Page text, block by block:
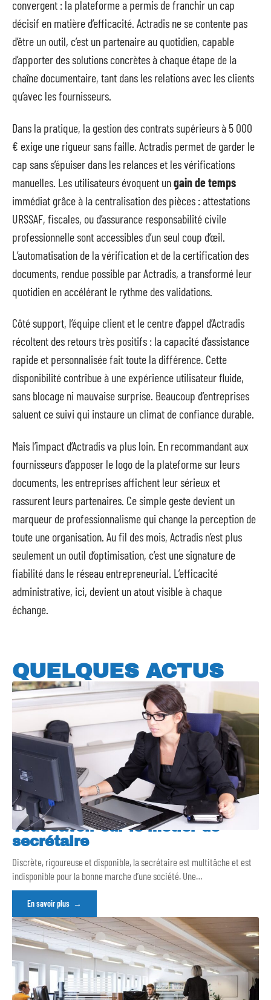
convergent : la plateforme a permis de franchir un cap
décisif en matière d’efficacité. Actradis ne se contente pas
d’être un outil, c’est un partenaire au quotidien, capable
d’apporter des solutions concrètes à chaque étape de la
chaîne documentaire, tant dans les relations avec les clients
qu’avec les fournisseurs.
Dans la pratique, la gestion des contrats supérieurs à 5 000
€ exige une rigueur sans faille. Actradis permet de garder le
cap sans s’épuiser dans les relances et les vérifications
manuelles. Les utilisateurs évoquent ungain de temps
immédiat grâce à la centralisation des pièces : attestations
URSSAF, fiscales, ou d’assurance responsabilité civile
professionnelle sont accessibles d’un seul coup d’œil.
L’automatisation de la vérification et de la certification des
documents, rendue possible par Actradis, a transformé leur
quotidien en accélérant le rythme des validations.
Côté support, l’équipe client et le centre d’appel d’Actradis
récoltent des retours très positifs : la capacité d’assistance
rapide et personnalisée fait toute la différence. Cette
disponibilité contribue à une expérience utilisateur fluide,
sans blocage ni mauvaise surprise. Beaucoup d’entreprises
saluent ce suivi qui instaure un climat de confiance durable.
Mais l’impact d’Actradis va plus loin. En recommandant aux
fournisseurs d’apposer le logo de la plateforme sur leurs
documents, les entreprises affichent leur sérieux et
rassurent leurs partenaires. Ce simple geste devient un
marqueur de professionnalisme qui change la perception de
toute une organisation. Au fil des mois, Actradis n’est plus
seulement un outil d’optimisation, c’est une signature de
fiabilité dans le réseau entrepreneurial. L’efficacité
administrative, ici, devient un atout visible à chaque
échange.
QUELQUES ACTUS
Tout savoir sur le métier de
secrétaire
Discrète, rigoureuse et disponible, la secrétaire est multitâche et est
indisponible pour la bonne marche d’une société. Une…
En savoir plus